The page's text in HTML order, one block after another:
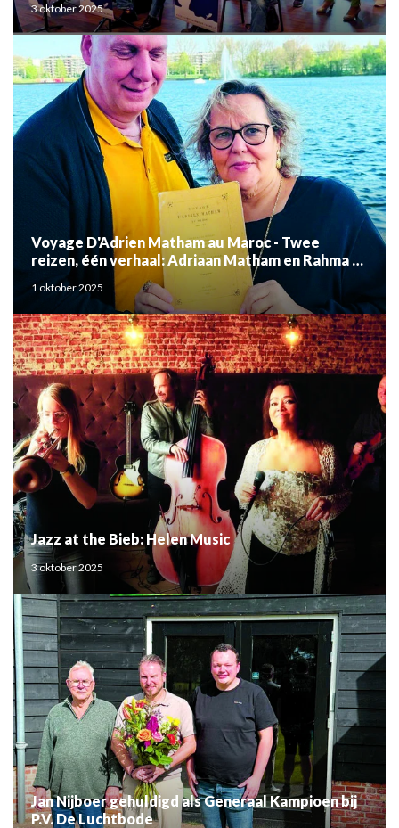
3 oktober 2025
Voyage D'Adrien Matham au Maroc - Twee
reizen, één verhaal: Adriaan Matham en Rahma el
Mouden
1 oktober 2025
Jazz at the Bieb: Helen Music
3 oktober 2025
Jan Nijboer gehuldigd als Generaal Kampioen bij
P.V. De Luchtbode